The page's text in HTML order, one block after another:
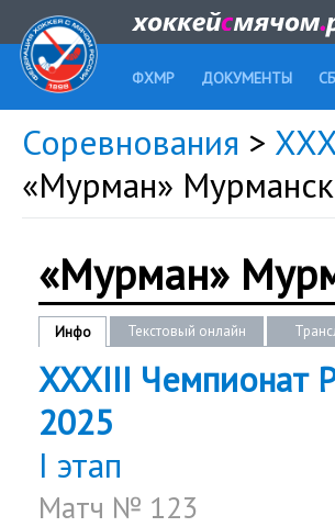
ФХМР ДОКУМЕНТЫ
Соревнования >
«Мурман»
«Мурман»
Инфо Текстовый онлайн
XXXIII Чемпионат
2025
I этап
Матч № 123